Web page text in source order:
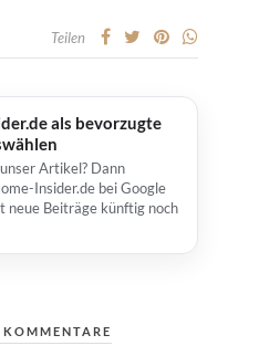
Teilen
als bevorzugte
Artikel? Dann
Insider.de bei Google
neue Beiträge künftig noch